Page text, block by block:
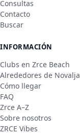
Consultas
Contacto
Buscar
INFORMACIÓN
Clubs en Zrce Beach
Alrededores de Novalja
Cómo llegar
FAQ
Zrce A–Z
Sobre nosotros
ZRCE Vibes